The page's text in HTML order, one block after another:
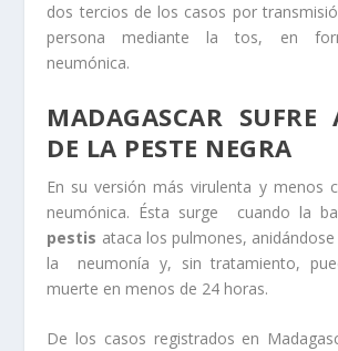
dos tercios de los casos por
persona mediante la tos, en
neumónica.
MADAGASCAR SUFRE
DE LA PESTE NEGRA
En su versión más virulenta y menos
neumónica. Ésta surge cuando la
pestis ataca los pulmones,
la neumonía y, sin tratamiento,
muerte en menos de 24 horas.
De los casos registrados en